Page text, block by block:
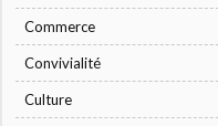
Commerce
Convivialité
Culture